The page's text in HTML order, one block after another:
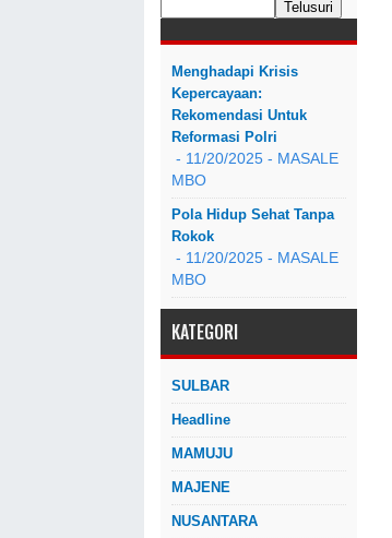
Menghadapi Krisis
Kepercayaan:
Rekomendasi Untuk
Reformasi Polri
- 11/20/2025 - MASALE
MBO
Pola Hidup Sehat Tanpa
Rokok
- 11/20/2025 - MASALE
MBO
KATEGORI
SULBAR
Headline
MAMUJU
MAJENE
NUSANTARA